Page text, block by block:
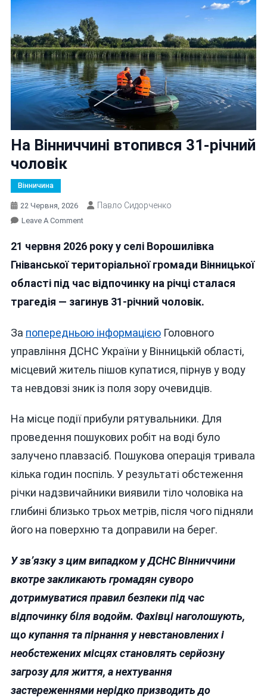
На Вінниччині втопився 31-річний
чоловік
Вінничина
22 Червня, 2026 Павло Сидорченко
Leave A CommentOn
Вінниччині
Втопився
Річний
Чоловік
21 червня 2026 року у селі Ворошилівка
Гніванської територіальної громади Вінницької
області під час відпочинку на річці сталася
трагедія — загинув 31-річний чоловік.
За попередньою інформацієюГоловного
управління ДСНС України у Вінницькій області,
місцевий житель пішов купатися, пірнув у воду
та невдовзі зник із поля зору очевидців.
На місце події прибули рятувальники. Для
проведення пошукових робіт на воді було
залучено плавзасіб. Пошукова операція тривала
кілька годин поспіль. У результаті обстеження
річки надзвичайники виявили тіло чоловіка на
глибині близько трьох метрів, після чого підняли
його на поверхню та доправили на берег.
У зв’язку з цим випадком у ДСНС Вінниччини
вкотре закликають громадян суворо
дотримуватися правил безпеки під час
відпочинку біля водойм. Фахівці наголошують,
що купання та пірнання у невстановлених і
необстежених місцях становлять серйозну
загрозу для життя, а нехтування
застереженнями нерідко призводить до